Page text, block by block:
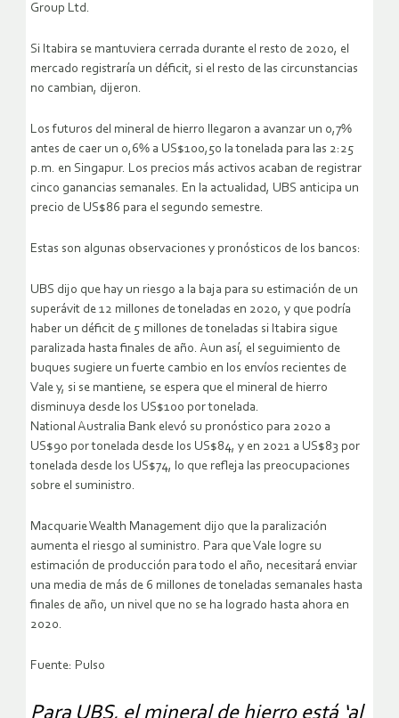
Group Ltd.
Si Itabira se mantuviera cerrada durante el resto de 2020, el
mercado registraría un déficit, si el resto de las circunstancias
no cambian, dijeron.
Los futuros del mineral de hierro llegaron a avanzar un 0,7%
antes de caer un 0,6% a US$100,50 la tonelada para las 2:25
p.m. en Singapur. Los precios más activos acaban de registrar
cinco ganancias semanales. En la actualidad, UBS anticipa un
precio de US$86 para el segundo semestre.
Estas son algunas observaciones y pronósticos de los bancos:
UBS dijo que hay un riesgo a la baja para su estimación de un
superávit de 12 millones de toneladas en 2020, y que podría
haber un déficit de 5 millones de toneladas si Itabira sigue
paralizada hasta finales de año. Aun así, el seguimiento de
buques sugiere un fuerte cambio en los envíos recientes de
Vale y, si se mantiene, se espera que el mineral de hierro
disminuya desde los US$100 por tonelada.
National Australia Bank elevó su pronóstico para 2020 a
US$90 por tonelada desde los US$84, y en 2021 a US$83 por
tonelada desde los US$74, lo que refleja las preocupaciones
sobre el suministro.
Macquarie Wealth Management dijo que la paralización
aumenta el riesgo al suministro. Para que Vale logre su
estimación de producción para todo el año, necesitará enviar
una media de más de 6 millones de toneladas semanales hasta
finales de año, un nivel que no se ha logrado hasta ahora en
2020.
Fuente: Pulso
Para UBS, el mineral de hierro está ‘al